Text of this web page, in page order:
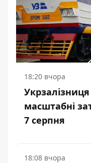
18:20 вчора
масштабні
7 серпня
18:08 вчора